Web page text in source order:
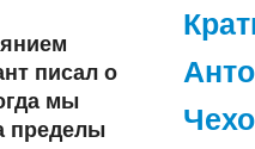
писал о
мы
пределы